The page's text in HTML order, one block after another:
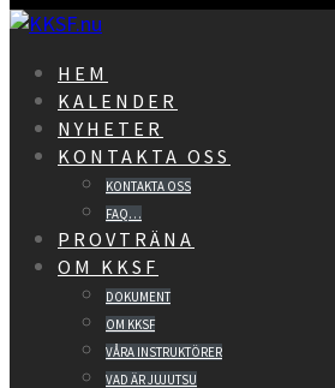
Hoppa
innehållHEM
KALENDER
NYHETER
KONTAKTA OSS
KONTAKTA OSS
FAQ…
PROVTRÄNA
OM KKSF
DOKUMENT
OM KKSF
VÅRA INSTRUKTÖRER
VAD ÄR JUJUTSU